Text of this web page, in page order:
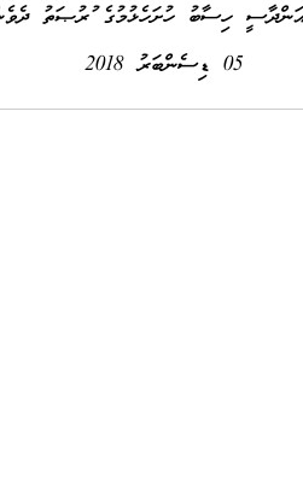
ހުށަހެޅުމުގެ ފުރުޞަތު ދެވެން
05 ޑިސެންބަރު 2018